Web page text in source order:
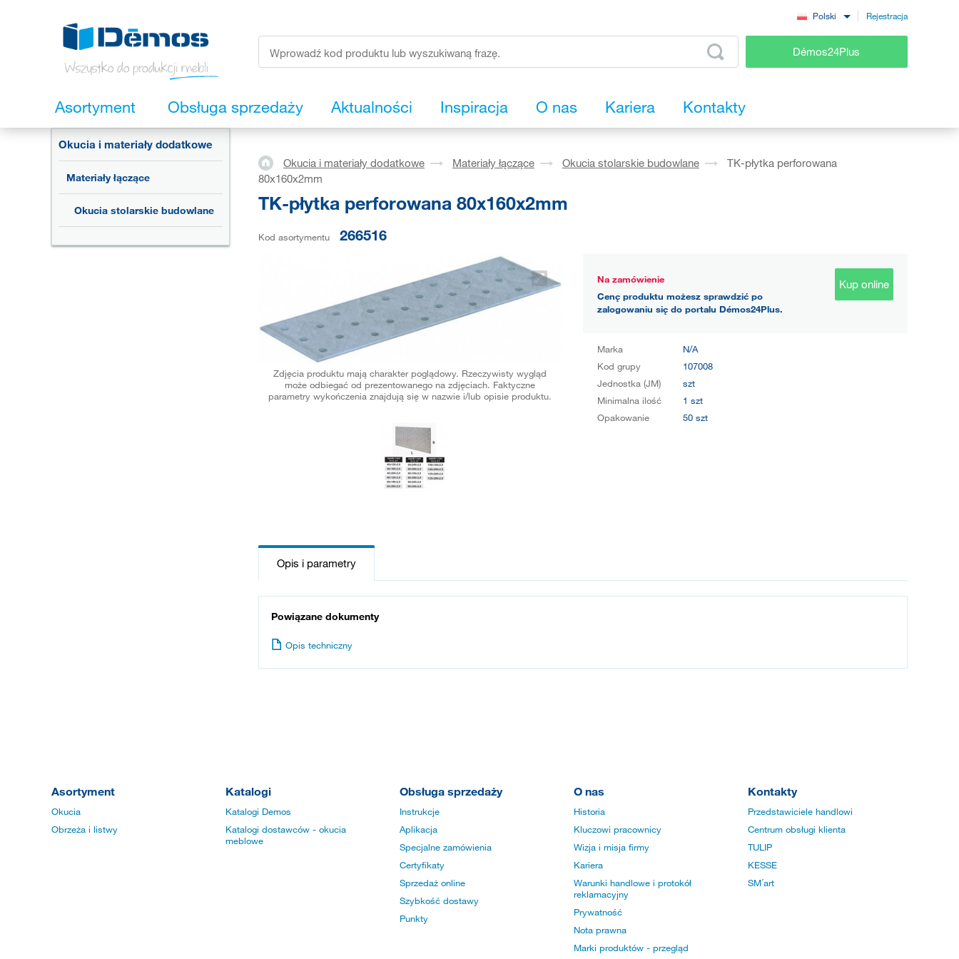
Polski Rejestracja
Démos24Plus
Asortyment Obsługa sprzedaży Aktualności Inspiracja O nas Kariera Kontakty
Okucia i materiały dodatkowe
Materiały łączące
Okucia stolarskie budowlane
Okucia i materiały dodatkowe Materiały łączące Okucia stolarskie budowlane
TK-płytka perforowana
80x160x2mm
TK-płytka perforowana 80x160x2mm
Kod asortymentu 266516
Zdjęcia produktu mają charakter poglądowy. Rzeczywisty wygląd
może odbiegać od prezentowanego na zdjęciach. Faktyczne
parametry wykończenia znajdują się w nazwie i/lub opisie produktu.
Na zamówienie
Cenę produktu możesz sprawdzić po
zalogowaniu się do portalu Démos24Plus.
Kup online
Marka
N/A
Kod grupy
107008
Jednostka (JM)
szt
Minimalna ilość
1 szt
Opakowanie
50 szt
Opis i parametry
Powiązane dokumenty
Opis techniczny
Asortyment
Okucia
Obrzeża i listwy
Katalogi
Katalogi Demos
Katalogi dostawców - okucia
meblowe
Obsługa sprzedaży
Instrukcje
Aplikacja
Specjalne zamówienia
Certyfikaty
Sprzedaż online
Szybkość dostawy
Punkty
O nas
Historia
Kluczowi pracownicy
Wizja i misja firmy
Kariera
Warunki handlowe i protokół
reklamacyjny
Prywatność
Nota prawna
Marki produktów - przegląd
Kontakty
Przedstawiciele handlowi
Centrum obsługi klienta
TULIP
KESSE
SM´art